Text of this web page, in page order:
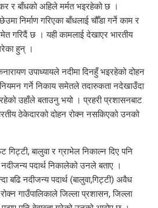
र बाँधको अहिले मर्मत भइरहेको छ ।
निर्माण गरिएका बाँधलाई चौँडा गर्ने काम र
गरिदैं छ । यही कामलाई देखाएर भारतीय
हुन् ।
उपाध्यायले नदीमा दिनहुँ भइरहेको दोहन
गर्ने निकाय समेतले तदारुकता नदेखाउँदा
उहाँले बताउनु भयो । प्रहरी प्रशासनबाट
ठेकेदारको दोहन रोक्न नसकिएको उनको
गिट्टी, बालुवा र ग्राभेल निकाल्न दिए पनि
पदार्थ निकालेको उनले बताए ।
बढि नदीजन्य पदार्थ (बालुवा,गिट्टी) अवैध
गाउँपालिकाले जिल्ला प्रशासन, जिल्ला